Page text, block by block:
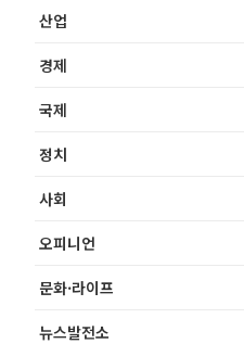
산업
경제
국제
정치
사회
오피니언
문화·라이프
뉴스발전소